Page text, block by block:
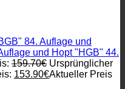
84. Auflage und
und Hopt "HGB" 44.
159.70€ Ursprünglicher
153.90€Aktueller Preis